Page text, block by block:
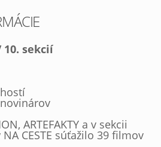
sekcií
ARTEFAKTY a v sekcii
CESTE súťažilo 39 filmov